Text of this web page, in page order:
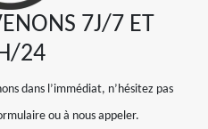
7J/7 ET
24
dans l’immédiat, n’hésitez pas
ou à nous appeler.